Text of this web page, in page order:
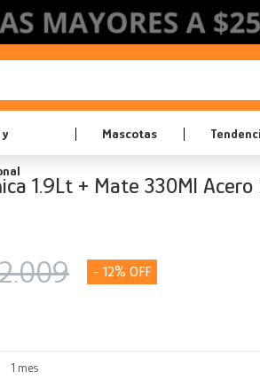
Mascotas
1.9Lt + Mate 330Ml
12
1 mes